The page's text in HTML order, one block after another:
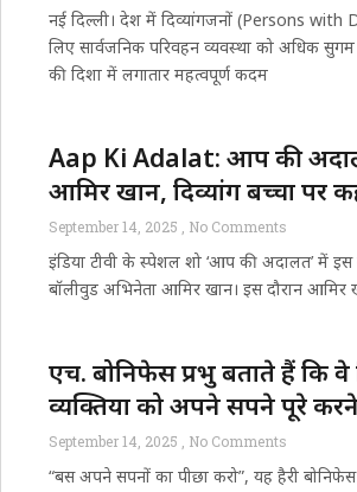
नई दिल्ली। देश में दिव्यांगजनों (Persons
लिए सार्वजनिक परिवहन व्यवस्था को अधिक
की दिशा में लगातार महत्वपूर्ण कदम
Aap Ki Adalat: आप की
आमिर खान, दिव्यांग बच्चों पर
September 14, 2025 No Comments
इंडिया टीवी के स्पेशल शो ‘आप की अदालत’ में इस
बॉलीवुड अभिनेता आमिर खान। इस दौरान आमिर
एच. बोनिफेस प्रभु बताते हैं कि वे
व्यक्तियों को अपने सपने पूरे
प्रेरित कर रहे हैं
September 14, 2025 No Comments
“बस अपने सपनों का पीछा करो”, यह हैरी